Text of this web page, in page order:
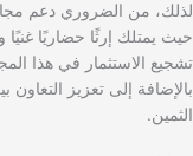
لذلك، من الضروري دعم
حيث يمتلك إرثًا حضاريًا
تشجيع الاستثمار في هذا
بالإضافة إلى تعزيز
الثمين.